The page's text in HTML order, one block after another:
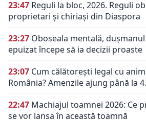
23:47 Reguli la bloc, 2026. Reguli
proprietari și chiriași din Diaspora
23:27 Oboseala mentală,
epuizat începe să ia decizii proaste
23:07 Cum călătorești legal cu
România? Amenzile ajung până la
22:47 Machiajul toamnei 2026: Ce
se vor lansa în această toamnă